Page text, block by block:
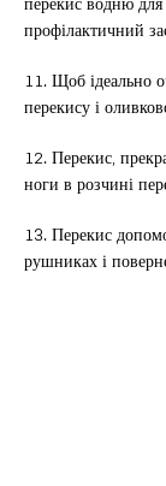
профілактичний
11. Щоб ідеально
перекису і
12. Перекис,
ноги в розчині
13. Перекис
рушниках і